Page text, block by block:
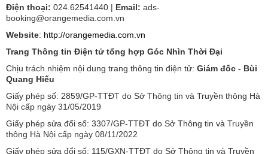
Điện thoại: 024.62541440 | Email: ads-
booking@orangemedia.com.vn
Website: http://orangemedia.com.vn
Trang Thông tin Điện tử tổng hợp Góc Nhìn Thời Đại
Chịu trách nhiệm nội dung trang thông tin điện tử: Giám đốc - Bùi
Quang Hiếu
Giấy phép số: 2859/GP-TTĐT do Sở Thông tin và Truyền thông Hà
Nội cấp ngày 31/05/2019
Giấy phép sửa đổi số: 3307/GP-TTĐT do Sở Thông tin và Truyền
thông Hà Nội cấp ngày 08/11/2022
Giấy phép sửa đổi số: 115/GXN-TTĐT do Sở Thông tin và Truyền